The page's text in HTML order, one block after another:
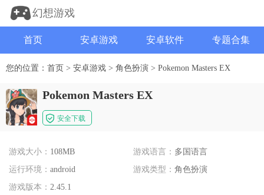
幻想游戏
首页 安卓游戏 安卓软件 专题合集
您的位置： 首页 > 安卓游戏 > 角色扮演 > Pokemon Masters EX
Pokemon Masters EX
安全下载
游戏大小： 108MB 游戏语言： 多国语言
运行环境： android 游戏类型：角色扮演
游戏版本： 2.45.1